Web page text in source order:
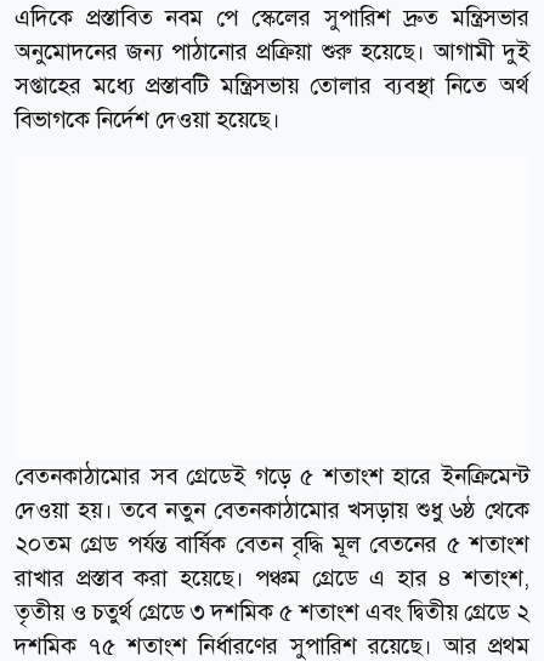
এদিকে প্রস্তাবিত নবম পে স্কেলের সুপারিশ দ্রুত মন্ত্রিসভার
অনুমোদনের জন্য পাঠানোর প্রক্রিয়া শুরু হয়েছে। আগামী দুই
সপ্তাহের মধ্যে প্রস্তাবটি মন্ত্রিসভায় তোলার ব্যবস্থা নিতে অর্থ
বিভাগকে নির্দেশ দেওয়া হয়েছে।
বেতনকাঠামোর সব গ্রেডেই গড়ে ৫ শতাংশ হারে ইনক্রিমেন্ট
দেওয়া হয়। তবে নতুন বেতনকাঠামোর খসড়ায় শুধু ৬ষ্ঠ থেকে
২০তম গ্রেড পর্যন্ত বার্ষিক বেতন বৃদ্ধি মূল বেতনের ৫ শতাংশ
রাখার প্রস্তাব করা হয়েছে। পঞ্চম গ্রেডে এ হার ৪ শতাংশ,
তৃতীয় ও চতুর্থ গ্রেডে ৩ দশমিক ৫ শতাংশ এবং দ্বিতীয় গ্রেডে ২
দশমিক ৭৫ শতাংশ নির্ধারণের সুপারিশ রয়েছে। আর প্রথম